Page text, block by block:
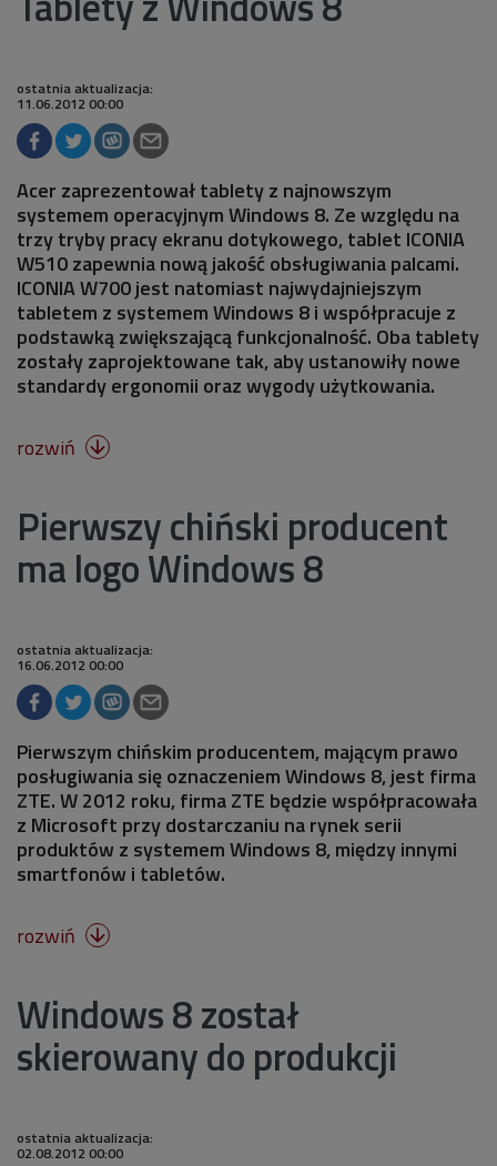
ostatnia aktualizacja:
11.06.2012 00:00
Acer zaprezentował tablety z najnowszym
systemem operacyjnym Windows 8. Ze względu na
trzy tryby pracy ekranu dotykowego, tablet ICONIA
W510 zapewnia nową jakość obsługiwania palcami.
ICONIA W700 jest natomiast najwydajniejszym
tabletem z systemem Windows 8 i współpracuje z
podstawką zwiększającą funkcjonalność. Oba tablety
zostały zaprojektowane tak, aby ustanowiły nowe
standardy ergonomii oraz wygody użytkowania.
rozwiń 
Pierwszy chiński producent
ma logo Windows 8
ostatnia aktualizacja:
16.06.2012 00:00
Pierwszym chińskim producentem, mającym prawo
posługiwania się oznaczeniem Windows 8, jest firma
ZTE. W 2012 roku, firma ZTE będzie współpracowała
z Microsoft przy dostarczaniu na rynek serii
produktów z systemem Windows 8, między innymi
smartfonów i tabletów.
rozwiń 
Windows 8 został
skierowany do produkcji
ostatnia aktualizacja:
02.08.2012 00:00